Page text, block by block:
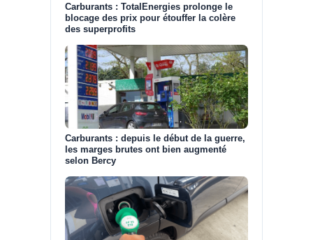
Carburants : TotalEnergies prolonge le
blocage des prix pour étouffer la colère
des superprofits
Carburants : depuis le début de la guerre,
les marges brutes ont bien augmenté
selon Bercy